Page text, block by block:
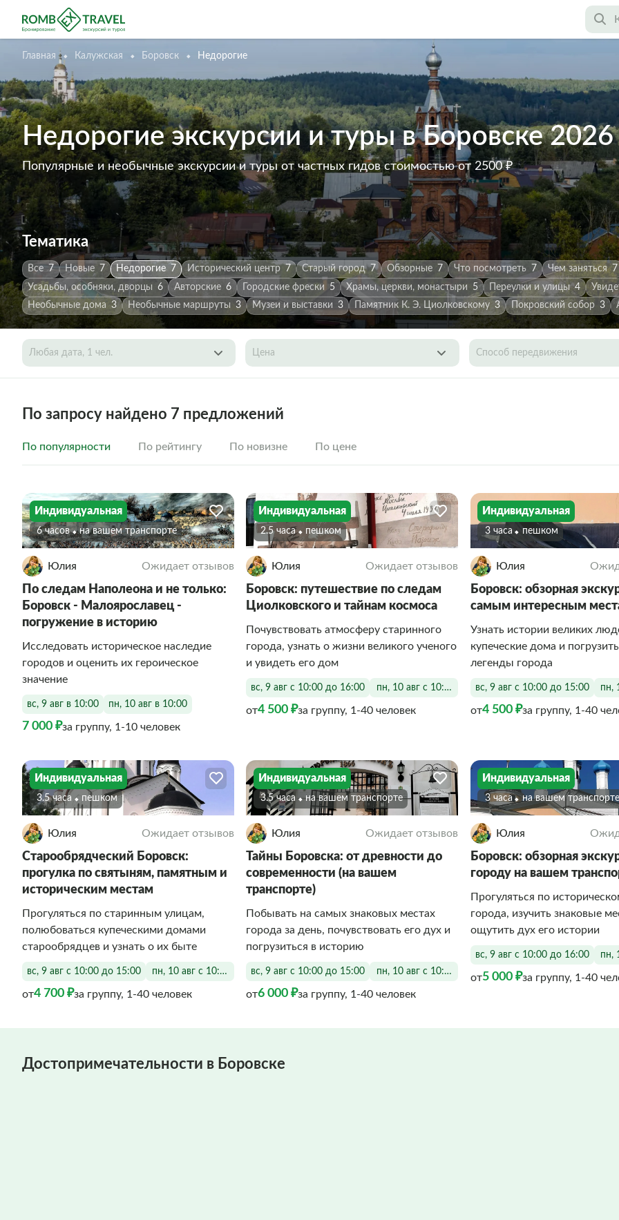
Главная Калужская Боровск Недорогие
Недорогие экскурсии и туры в Боровске 2026
Популярные и необычные экскурсии и туры от частных гидовстоимостью от 2500 ₽
Тематика
Все 7 Новые 7 Недорогие 7 Исторический центр 7 Старый город 7 Обзорные 7 Что посмотреть 7 Чем заняться 7
Усадьбы, особняки, дворцы 6 Авторские 6 Городские фрески 5 Храмы, церкви, монастыри 5 Переулки и улицы 4
Необычные дома 3 Необычные маршруты 3 Музеи и выставки 3 Памятник К. Э. Циолковскому 3 Покровский собор 3
Любая дата, 1 чел. Цена Способ передвижения
По запросу найдено 7 предложений
По популярности По рейтингу По новизне По цене
Индивидуальная
6 часов на вашем транспорте
Юлия Ожидает отзывов
По следам Наполеона и не только:
Боровск - Малоярославец -
погружение в историю
Исследовать историческое наследие
городов и оценить их героическое
значение
вс, 9 авг в 10:00 пн, 10 авг в 10:00
7 000 ₽за группу, 1-10 человек
Индивидуальная
2.5 часа Пешком
Юлия Ожидает отзывов
Боровск: путешествие по следам
Циолковского и тайнам космоса
Почувствовать атмосферу старинного
города, узнать о жизни великого ученого
и увидеть его дом
вс, 9 авг с 10:00 до 16:00 пн, 10 авг с 10:00 до 16:00
от4 500 ₽за группу, 1-40 человек
Индивидуальная
3 часа Пешком
Юлия
Боровск: обзорная
самым интересным
Узнать истории великих
купеческие дома и
легенды города
вс, 9 авг с 10:00 до 15:00 пн,
от4 500 ₽за группу, 1-40
Индивидуальная
3.5 часа Пешком
Юлия Ожидает отзывов
Старообрядческий Боровск:
прогулка по святыням, памятным и
историческим местам
Прогуляться по старинным улицам,
полюбоваться купеческими домами
старообрядцев и узнать о их быте
вс, 9 авг с 10:00 до 15:00 пн, 10 авг с 10:00 до 15:00
от4 700 ₽за группу, 1-40 человек
Индивидуальная
3.5 часа на вашем транспорте
Юлия Ожидает отзывов
Тайны Боровска: от древности до
современности (на вашем
транспорте)
Побывать на самых знаковых местах
города за день, почувствовать его дух и
погрузиться в историю
вс, 9 авг с 10:00 до 15:00 пн, 10 авг с 10:00 до 15:00
от6 000 ₽за группу, 1-40 человек
Индивидуальная
3 часа на вашем транспорте
Юлия
Боровск: обзорная
городу на вашем
Прогуляться по
города, изучить знаковые
ощутить дух его истории
вс, 9 авг с 10:00 до 16:00 пн,
от5 000 ₽за группу, 1-40
Достопримечательности в Боровске